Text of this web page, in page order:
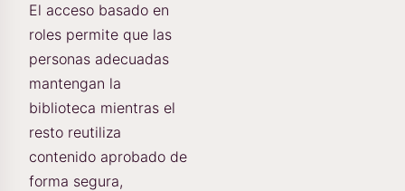
El acceso basado en
roles permite que las
personas adecuadas
mantengan la
biblioteca mientras el
resto reutiliza
contenido aprobado de
forma segura,